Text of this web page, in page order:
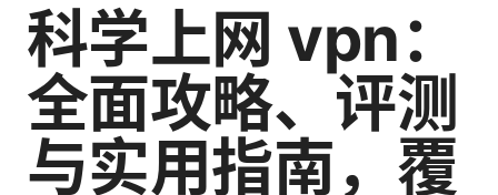
科学上网 vpn：
全面攻略、评测
与实用指南，覆